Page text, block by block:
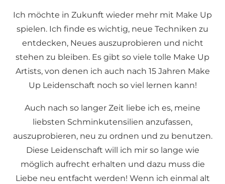
Ich möchte in Zukunft wieder mehr mit Make Up
spielen. Ich finde es wichtig, neue Techniken zu
entdecken, Neues auszuprobieren und nicht
stehen zu bleiben. Es gibt so viele tolle Make Up
Artists, von denen ich auch nach 15 Jahren Make
Up Leidenschaft noch so viel lernen kann!
Auch nach so langer Zeit liebe ich es, meine
liebsten Schminkutensilien anzufassen,
auszuprobieren, neu zu ordnen und zu benutzen.
Diese Leidenschaft will ich mir so lange wie
möglich aufrecht erhalten und dazu muss die
Liebe neu entfacht werden! Wenn ich einmal alt